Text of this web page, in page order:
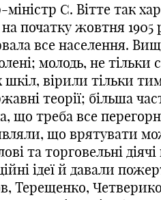
міністр С. Вітте так
початку жовтня 1905
все населення.
молодь, не тільки
шкіл, вірили тільки
теорії; більша
що треба все
що врятувати
та торговельні
ідеї й давали
Терещенко,